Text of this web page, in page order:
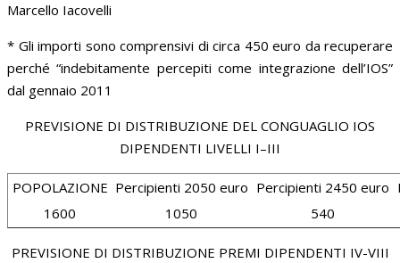
Marcello Iacovelli
* Gli importi sono comprensivi di circa 450 euro da recuperare
perché “indebitamente percepiti come integrazione dell’IOS”
dal gennaio 2011
PREVISIONE DI DISTRIBUZIONE DEL CONGUAGLIO IOS
DIPENDENTI LIVELLI I–III
POPOLAZIONE Percipienti 2050 euro Percipienti 2450 euro
1600
1050 540
PREVISIONE DI DISTRIBUZIONE PREMI DIPENDENTI IV-VIII